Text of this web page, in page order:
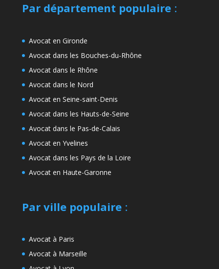
Par département populaire:
Avocat en Gironde
Avocat dans les Bouches-du-Rhône
Avocat dans le Rhône
Avocat dans le Nord
Avocat en Seine-saint-Denis
Avocat dans les Hauts-de-Seine
Avocat dans le Pas-de-Calais
Avocat en Yvelines
Avocat dans les Pays de la Loire
Avocat en Haute-Garonne
Par ville populaire:
Avocat à Paris
Avocat à Marseille